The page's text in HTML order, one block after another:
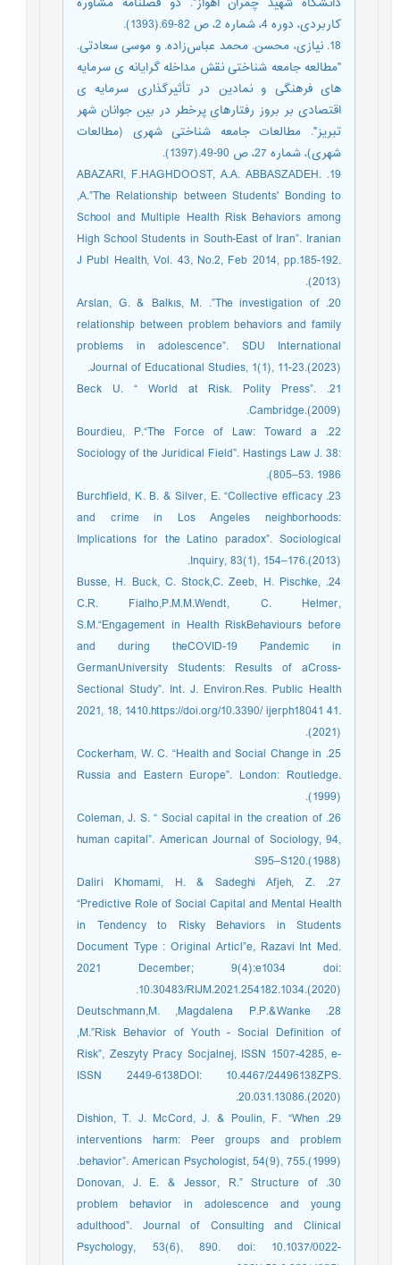
کاربردی، دوره 4، شماره 2، ص 82-69.(1393).
18. نیازی، محسن. محمد عباس‌زاده. و موسی سعادتی.
"مطالعه جامعه شناختی نقش مداخله گرایانه ی سرمایه
های فرهنگی و نمادین در تأثیرگذاری سرمایه ی
اقتصادی بر بروز رفتارهای پرخطر در بین جوانان شهر
تبریز". مطالعات جامعه شناختی شهری (مطالعات
شهری)، شماره 27، ص 90-49.(1397).
19. ABAZARI, F.HAGHDOOST, A.A. ABBASZADEH.
,A.”The Relationship between Students' Bonding to
School and Multiple Health Risk Behaviors among
High School Students in South-East of Iran”. Iranian
J Publ Health, Vol. 43, No.2, Feb 2014, pp.185-192.
(2013).
20. Arslan, G. & Balkıs, M. .”The investigation of
relationship between problem behaviors and family
problems in adolescence”. SDU International
Journal of Educational Studies, 1(1), 11-23.(2023).
21. Beck U. “ World at Risk. Polity Press”.
Cambridge.(2009).
22. Bourdieu, P.“The Force of Law: Toward a
Sociology of the Juridical Field”. Hastings Law J. 38:
805–53. 1986).
23. Burchfield, K. B. & Silver, E. “Collective efficacy
and crime in Los Angeles neighborhoods:
Implications for the Latino paradox”. Sociological
Inquiry, 83(1), 154–176.(2013).
24. Busse, H. Buck, C. Stock,C. Zeeb, H. Pischke,
C.R. Fialho,P.M.M.Wendt, C. Helmer,
S.M.“Engagement in Health RiskBehaviours before
and during theCOVID-19 Pandemic in
GermanUniversity Students: Results of aCross-
Sectional Study”. Int. J. Environ.Res. Public Health
2021, 18, 1410.https://doi.org/10.3390/ ijerph18041 41.
(2021).
25. Cockerham, W. C. “Health and Social Change in
Russia and Eastern Europe”. London: Routledge.
(1999).
26. Coleman, J. S. “ Social capital in the creation of
human capital”. American Journal of Sociology, 94,
S95–S120.(1988)
27. Daliri Khomami, H. & Sadeghi Afjeh, Z.
“Predictive Role of Social Capital and Mental Health
in Tendency to Risky Behaviors in Students
Document Type : Original Articl”e, Razavi Int Med.
2021 December; 9(4):e1034 doi:
10.30483/RIJM.2021.254182.1034.(2020).
28. Deutschmann,M. ,Magdalena P.P.&Wanke
,M.”Risk Behavior of Youth - Social Definition of
Risk”, Zeszyty Pracy Socjalnej, ISSN 1507-4285, e-
ISSN 2449-6138DOI: 10.4467/24496138ZPS.
20.031.13086.(2020).
29. Dishion, T. J. McCord, J. & Poulin, F. “When
interventions harm: Peer groups and problem
behavior”. American Psychologist, 54(9), 755.(1999).
30. Donovan, J. E. & Jessor, R.” Structure of
problem behavior in adolescence and young
adulthood”. Journal of Consulting and Clinical
Psychology, 53(6), 890. doi: 10.1037/0022-